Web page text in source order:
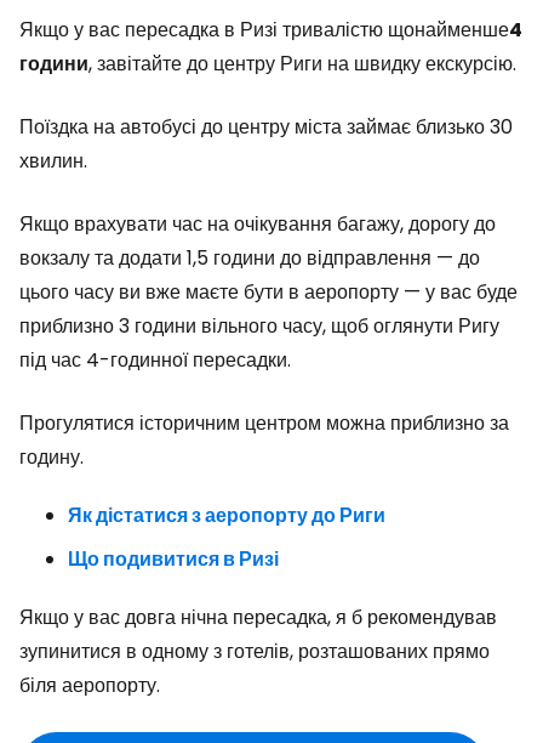
Якщо у вас пересадка в Ризі тривалістю щонайменше4
години, завітайте до центру Риги на швидку екскурсію.
Поїздка на автобусі до центру міста займає близько 30
хвилин.
Якщо врахувати час на очікування багажу, дорогу до
вокзалу та додати 1,5 години до відправлення — до
цього часу ви вже маєте бути в аеропорту — у вас буде
приблизно 3 години вільного часу, щоб оглянути Ригу
під час 4-годинної пересадки.
Прогулятися історичним центром можна приблизно за
годину.
Як дістатися з аеропорту до Риги
Що подивитися в Ризі
Якщо у вас довга нічна пересадка, я б рекомендував
зупинитися в одному з готелів, розташованих прямо
біля аеропорту.